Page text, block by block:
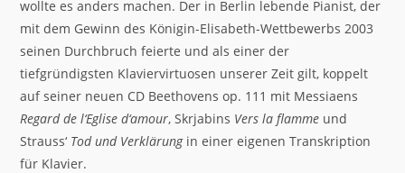
wollte es anders machen. Der in Berlin lebende Pianist, der
mit dem Gewinn des Königin-Elisabeth-Wettbewerbs 2003
seinen Durchbruch feierte und als einer der
tiefgründigsten Klaviervirtuosen unserer Zeit gilt, koppelt
auf seiner neuen CD Beethovens op. 111 mit Messiaens
Regard de l‘Eglise d‘amour, Skrjabins Vers la flamme und
Strauss‘ Tod und Verklärungin einer eigenen Transkription
für Klavier.